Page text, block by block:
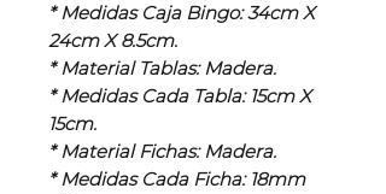
* Medidas Caja Bingo: 34cm X
24cm X 8.5cm.
* Material Tablas: Madera.
* Medidas Cada Tabla: 15cm X
15cm.
* Material Fichas: Madera.
* Medidas Cada Ficha: 18mm